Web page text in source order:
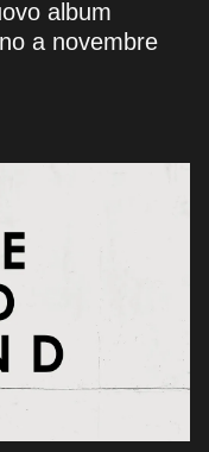
album
a novembre